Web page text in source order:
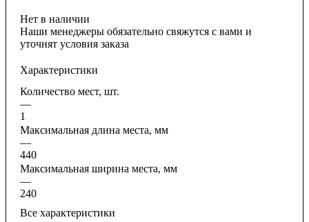
Нет в наличии
Наши менеджеры обязательно свяжутся с вами и
уточнят условия заказа
Характеристики
Количество мест, шт.
—
1
Максимальная длина места, мм
—
440
Максимальная ширина места, мм
—
240
Все характеристики